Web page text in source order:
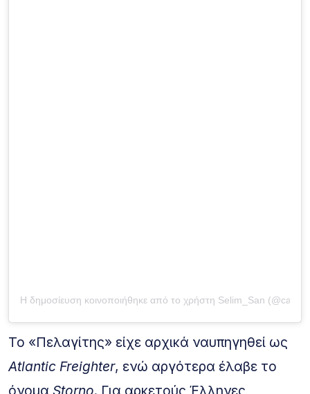
Η δημοσίευση κοινοποιήθηκε από το χρήστη Selim_San
Το «Πελαγίτης» είχε αρχικά ναυπηγηθεί ως
Atlantic Freighter, ενώ αργότερα έλαβε το
όνομα Storno. Για αρκετούς Έλληνες